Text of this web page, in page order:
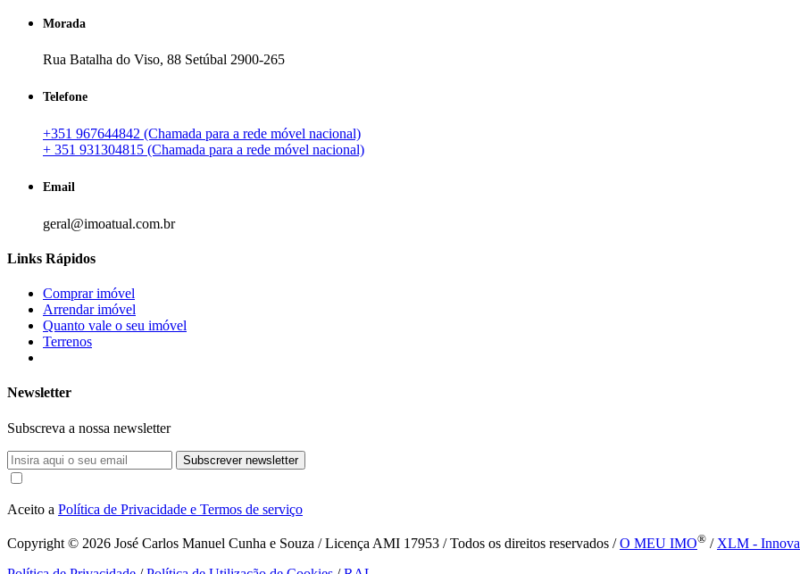
Morada
Rua Batalha do Viso, 88 Setúbal 2900-265
Telefone
+351 967644842 (Chamada para a rede móvel nacional)
+ 351 931304815 (Chamada para a rede móvel nacional)
Email
geral@imoatual.com.br
Links Rápidos
Comprar imóvel
Arrendar imóvel
Quanto vale o seu imóvel
Terrenos
Newsletter
Subscreva a nossa newsletter
Subscrever newsletter
Aceito a Política de Privacidade e Termos de serviço
Copyright © 2026 José Carlos Manuel Cunha e Souza / Licença AMI 17953 / Todos os direitos reservados /O MEU IMO® / XLM -